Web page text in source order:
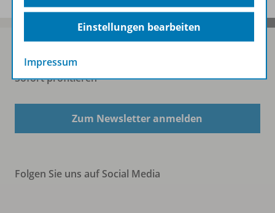
Sofort profitieren
Zum Newsletter anmelden
Folgen Sie uns auf Social Media
Einstellungen bearbeiten
Impressum